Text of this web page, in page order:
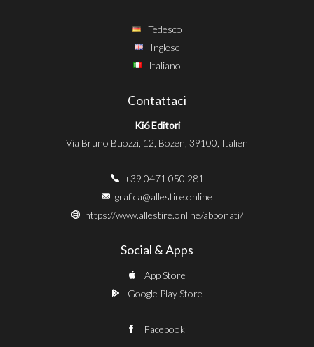
Tedesco
Inglese
Italiano
Contattaci
Ki6 Editori
Via Bruno Buozzi, 12, Bozen, 39100, Italien
+39 0471 050 281
grafica@allestire.online
https://www.allestire.online/abbonati/
Social & Apps
App Store
Google Play Store
Facebook